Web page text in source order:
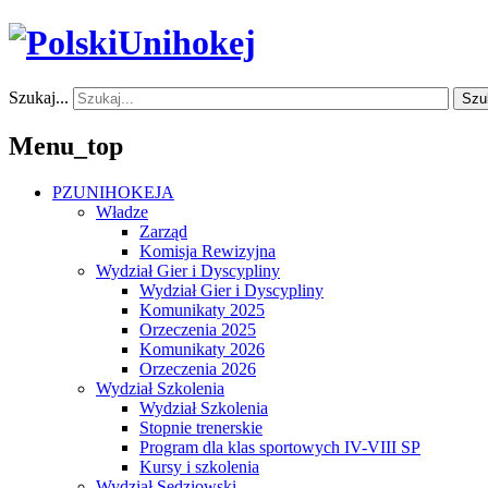
Szukaj...
Menu_top
PZUNIHOKEJA
Władze
Zarząd
Komisja Rewizyjna
Wydział Gier i Dyscypliny
Wydział Gier i Dyscypliny
Komunikaty 2025
Orzeczenia 2025
Komunikaty 2026
Orzeczenia 2026
Wydział Szkolenia
Wydział Szkolenia
Stopnie trenerskie
Program dla klas sportowych IV-VIII SP
Kursy i szkolenia